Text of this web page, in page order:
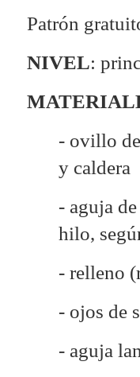
Patrón
NIVEL:
- ovillo
y caldera
- aguja
hilo,
- relleno
- ojos de
- aguja